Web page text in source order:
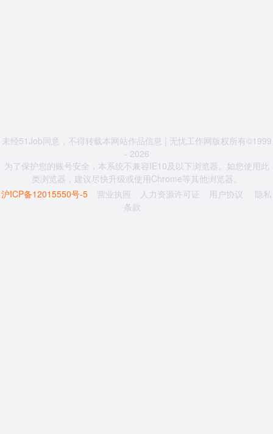
未经51Job同意，不得转载本网站作品信息 | 无忧工作网版权所有©1999
- 2026
为了保护您的账号安全，本系统不兼容IE10及以下浏览器。如您使用此
类浏览器，建议尽快升级或使用Chrome等其他浏览器。
沪ICP备12015550号-5
营业执照 人力资源许可证 用户协议
隐私
条款